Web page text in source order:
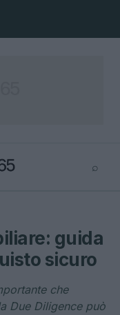
⌕
guida
sicuro
che
Due Diligence può